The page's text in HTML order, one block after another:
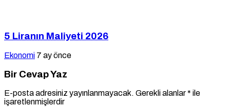
5 Liranın Maliyeti 2026
Ekonomi 7 ay önce
Bir Cevap Yaz
E-posta adresiniz yayınlanmayacak. Gerekli alanlar* ile
işaretlenmişlerdir